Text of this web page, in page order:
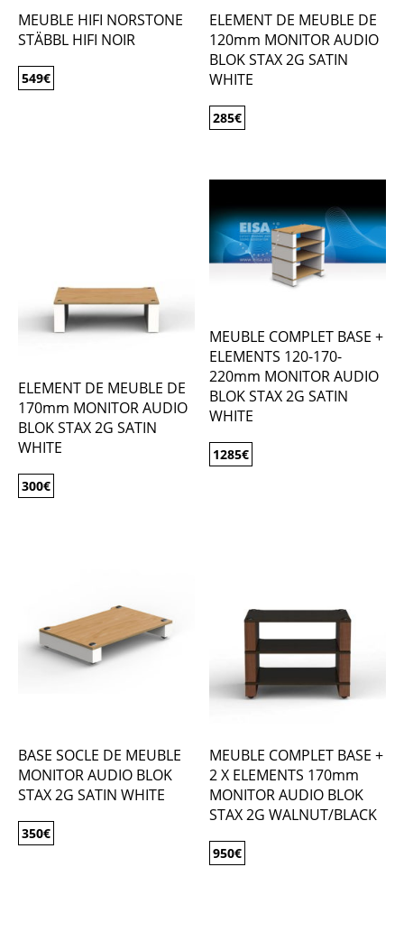
MEUBLE HIFI NORSTONE
STÄBBL HIFI NOIR
549€
ELEMENT DE MEUBLE DE
120mm MONITOR AUDIO
BLOK STAX 2G SATIN
WHITE
285€
ELEMENT DE MEUBLE DE
170mm MONITOR AUDIO
BLOK STAX 2G SATIN
WHITE
300€
MEUBLE COMPLET BASE +
ELEMENTS 120-170-
220mm MONITOR AUDIO
BLOK STAX 2G SATIN
WHITE
1285€
BASE SOCLE DE MEUBLE
MONITOR AUDIO BLOK
STAX 2G SATIN WHITE
350€
MEUBLE COMPLET BASE +
2 X ELEMENTS 170mm
MONITOR AUDIO BLOK
STAX 2G WALNUT/BLACK
950€